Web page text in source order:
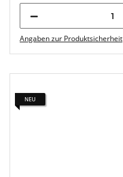
Angaben zur Produktsicherheit
NEU